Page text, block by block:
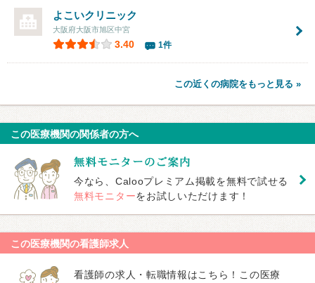
よこいクリニック
大阪府大阪市旭区中宮
3.40 1件
この近くの病院をもっと見る »
この医療機関の関係者の方へ
今なら、Calooプレミアム掲載を無料で試せる
無料モニターをお試しいただけます！
この医療機関の看護師求人
看護師の求人・転職情報はこちら！この医療